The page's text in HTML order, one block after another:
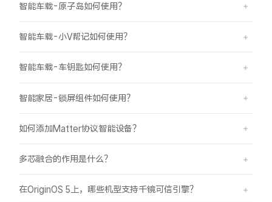
智能车载-原子岛如何使用？
智能车载-小V帮记如何使用？
智能车载-车钥匙如何使用？
智能家居-锁屏组件如何使用？
如何添加Matter协议智能设备？
多芯融合的作用是什么？
在OriginOS 5上，哪些机型支持千镜可信引擎？